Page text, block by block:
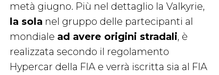
metà giugno. Più nel dettaglio la Valkyrie,
la sola nel gruppo delle partecipanti al
mondiale ad avere origini stradali, è
realizzata secondo il regolamento
Hypercar della FIA e verrà iscritta sia al FIA